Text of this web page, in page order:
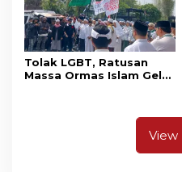
Tolak LGBT, Ratusan
Massa Ormas Islam Gelar
View